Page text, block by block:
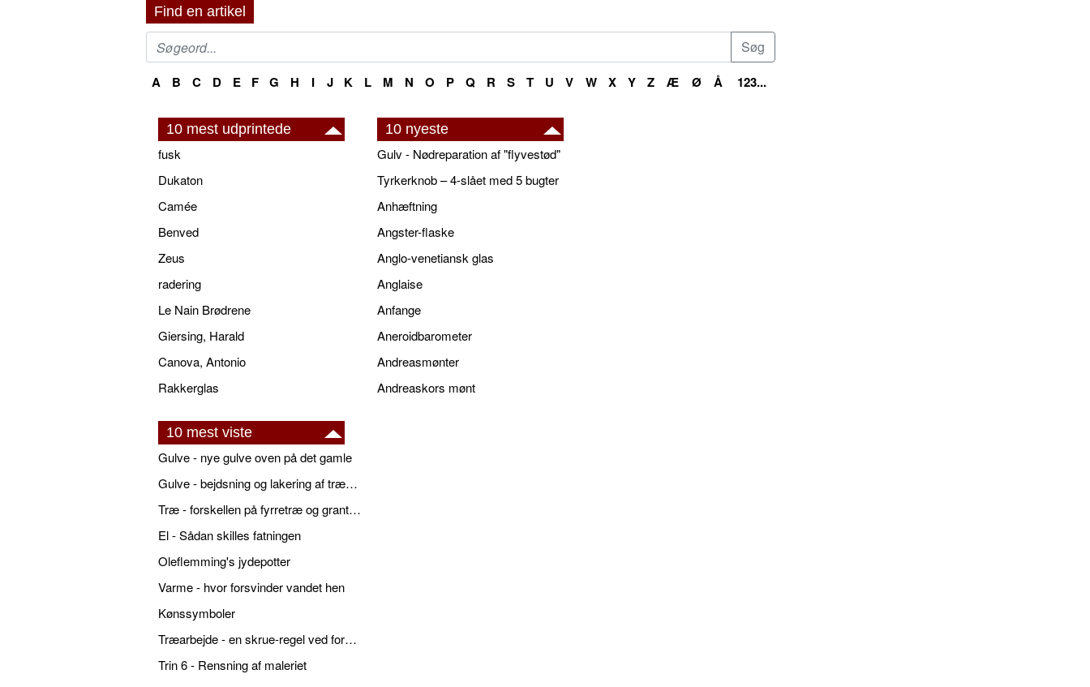
Find en artikel
A B C D E F G H I J K L M N O P Q R S T U V W X Y Z Æ Ø Å 123...
10 mest udprintede
fusk
Dukaton
Camée
Benved
Zeus
radering
Le Nain Brødrene
Giersing, Harald
Canova, Antonio
Rakkerglas
10 nyeste
Gulv - Nødreparation af "flyvestød"
Tyrkerknob – 4-slået med 5 bugter
Anhæftning
Angster-flaske
Anglo-venetiansk glas
Anglaise
Anfange
Aneroidbarometer
Andreasmønter
Andreaskors mønt
10 mest viste
Gulve - nye gulve oven på det gamle
Gulve - bejdsning og lakering af trægulve
Træ - forskellen på fyrretræ og grantræ
El - Sådan skilles fatningen
Oleflemming's jydepotter
Varme - hvor forsvinder vandet hen
Kønssymboler
Træarbejde - en skrue-regel ved forboring
Trin 6 - Rensning af maleriet